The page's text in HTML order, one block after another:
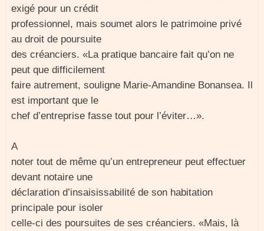
exigé pour un crédit
professionnel, mais soumet alors le patrimoine privé
au droit de poursuite
des créanciers. «La pratique bancaire fait qu’on ne
peut que difficilement
faire autrement, souligne Marie-Amandine Bonansea. Il
est important que le
chef d’entreprise fasse tout pour l’éviter…».
A
noter tout de même qu’un entrepreneur peut effectuer
devant notaire une
déclaration d’insaisissabilité de son habitation
principale pour isoler
celle-ci des poursuites de ses créanciers. «Mais, là